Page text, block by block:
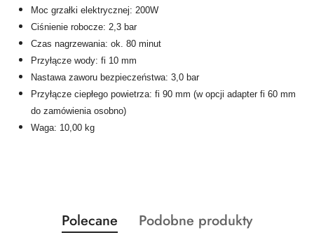
Moc grzałki elektrycznej: 200W
Ciśnienie robocze: 2,3 bar
Czas nagrzewania: ok. 80 minut
Przyłącze wody: fi 10 mm
Nastawa zaworu bezpieczeństwa: 3,0 bar
Przyłącze ciepłego powietrza: fi 90 mm (w opcji adapter fi 60 mm
do zamówienia osobno)
Waga: 10,00 kg
Pomiń karuzelę produktów
Produkty
o
Polecane
Produkty
Podobne produkty